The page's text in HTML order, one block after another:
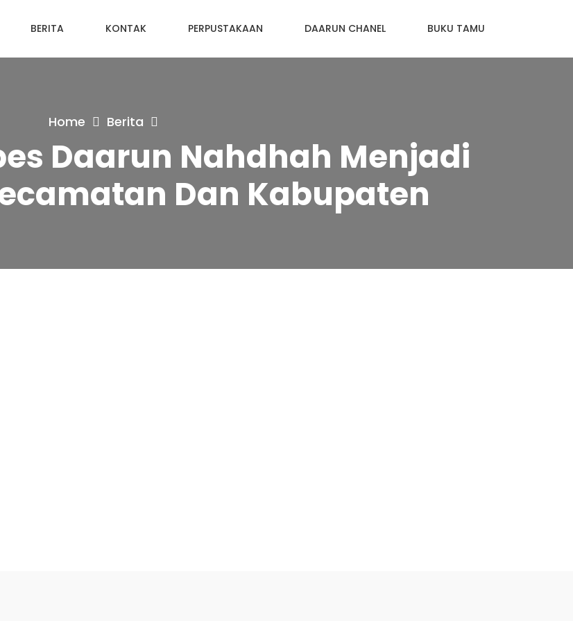
BERITA KONTAK PERPUSTAKAAN DAARUN CHANEL BUKU TAMU
Home Berita
Daarun Nahdhah Menjadi
Dan Kabupaten